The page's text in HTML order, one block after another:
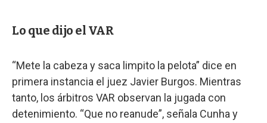
Lo que dijo el VAR
“Mete la cabeza y saca limpito la pelota” dice en
primera instancia el juez Javier Burgos. Mientras
tanto, los árbitros VAR observan la jugada con
detenimiento. “Que no reanude”, señala Cunha y